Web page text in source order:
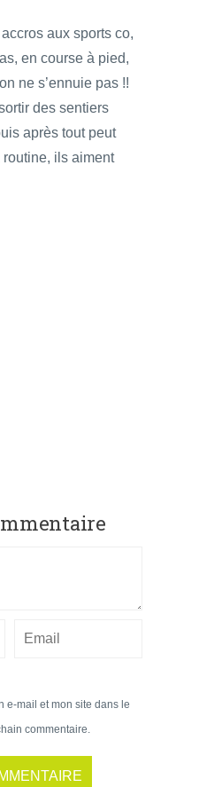
aux sports co,
en course à pied,
ne s’ennuie pas !!
des sentiers
après tout peut
ils aiment
e-mail et mon site dans le
commentaire.